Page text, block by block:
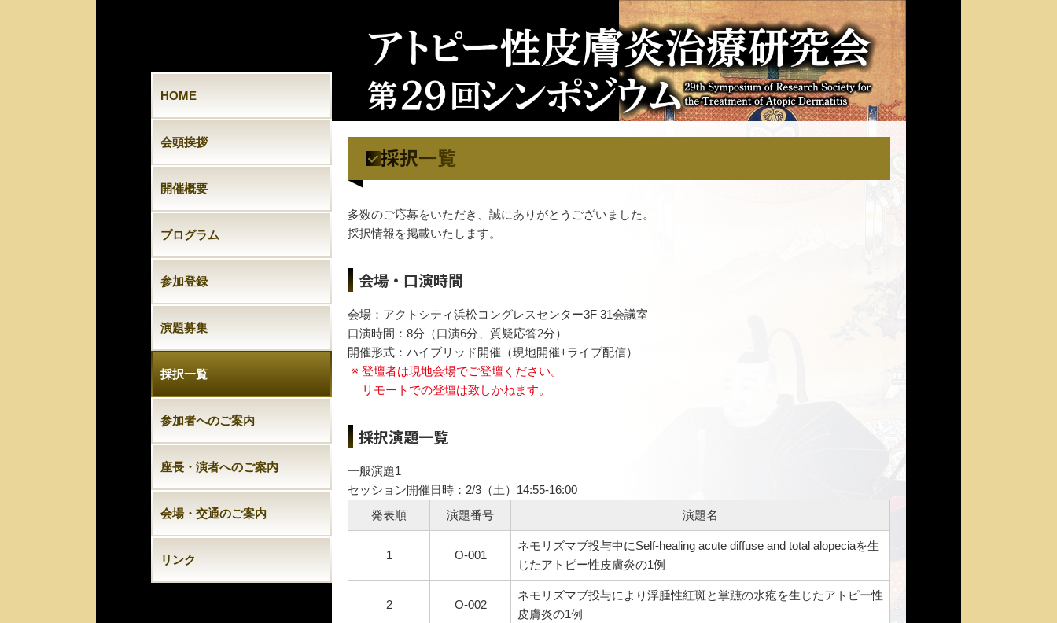
採択一覧
多数のご応募をいただき、誠にありがとうございました。
採択情報を掲載いたします。
会場・口演時間
会場：アクトシティ浜松コングレスセンター3F 31会議室
口演時間：8分（口演6分、質疑応答2分）
開催形式：ハイブリッド開催（現地開催+ライブ配信）
登壇者は現地会場でご登壇ください。
リモートでの登壇は致しかねます。
採択演題一覧
一般演題1
セッション開催日時：2/3（土）14:55-16:00
発表順
演題番号 演題名
1 O-001
ネモリズマブ投与中にSelf-healing acute diffuse and total alopeciaを生
じたアトピー性皮膚炎の1例
2 O-002
ネモリズマブ投与により浮腫性紅斑と掌蹠の水疱を生じたアトピー性
皮膚炎の1例
HOME
会頭挨拶
開催概要
プログラム
参加登録
演題募集
採択一覧
参加者へのご案内
座長・演者へのご案内
会場・交通のご案内
リンク